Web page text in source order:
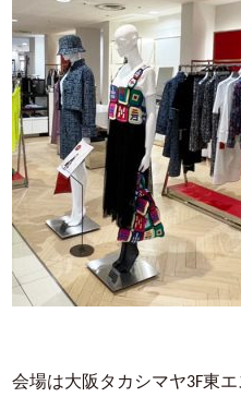
会場は大阪タカシマヤ3F東